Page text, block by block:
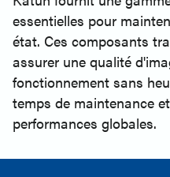
essentielles pour
état. Ces composants
assurer une qualité
fonctionnement sans
temps de maintenance
performances globales.